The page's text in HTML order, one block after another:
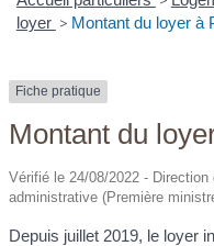
loyer > Montant du loyer à
Fiche pratique
Montant du
Vérifié le 24/08/2022 -
administrative (Première
Depuis juillet 2019, le loyer